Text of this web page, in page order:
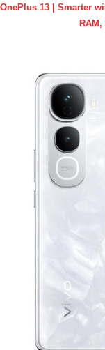
OnePlus 13 | Smarter
RAM,